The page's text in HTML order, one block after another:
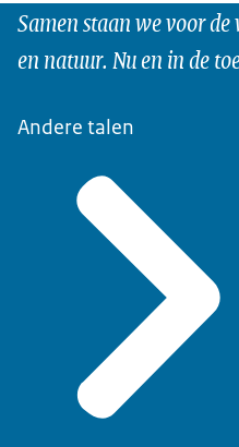
Samen staan we voor
en natuur. Nu en in de
Andere talen